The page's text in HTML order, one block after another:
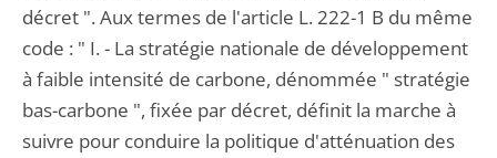
décret ". Aux termes de l'article L. 222-1 B du même
code : " I. - La stratégie nationale de développement
à faible intensité de carbone, dénommée " stratégie
bas-carbone ", fixée par décret, définit la marche à
suivre pour conduire la politique d'atténuation des